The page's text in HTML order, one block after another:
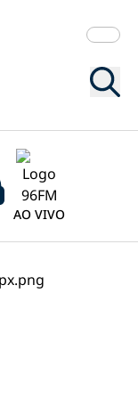
AO VIVO